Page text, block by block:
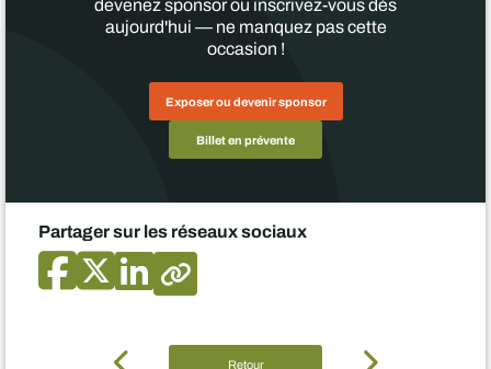
aujourd'hui — ne manquez pas cette
occasion !
Exposer ou devenir sponsor
Billet en prévente
Partager sur les réseaux sociaux
Retour